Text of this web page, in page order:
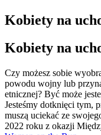
Kobiety na
Kobiety na
Czy możesz sobie
powodu wojny lub
etnicznej? Być może
Jesteśmy dotknięci tym,
muszą uciekać ze
2022 roku z okazji